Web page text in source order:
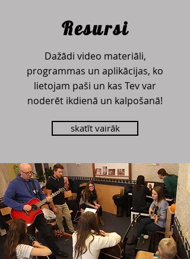
Resursi
Dažādi video materiāli,
programmas un aplikācijas, ko
lietojam paši un kas Tev var
noderēt ikdienā un kalpošanā!
skatīt vairāk